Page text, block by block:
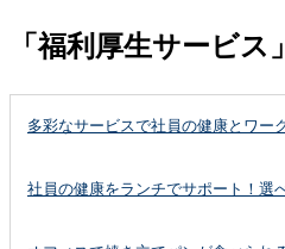
「福利厚生サービ
多彩なサービスで社員の健康とワー
社員の健康をランチでサポート！選